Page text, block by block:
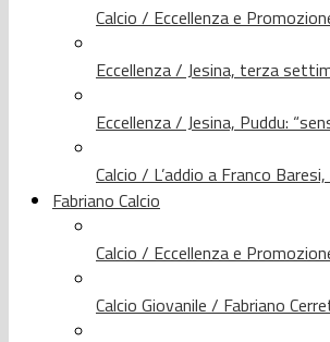
Calcio / Eccellenza e
Eccellenza / Jesina, terza
Eccellenza / Jesina, Puddu:
Calcio / L’addio a Franco
Fabriano Calcio
Calcio / Eccellenza e
Calcio Giovanile / Fabriano